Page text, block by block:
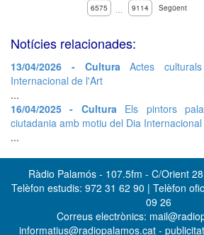
6575
… 9114 Següent
Notícies relacionades:
13/04/2026 - CulturaActes
Internacional de l'Art
...
16/04/2025 - CulturaEls pintors
ciutadania amb motiu del Dia
...
Ràdio Palamós - 107.5fm - C/Orient
Telèfon estudis: 972 31 62 90 | Telèfon
09 26
Correus electrònics:
informatius@radiopalamos.cat -